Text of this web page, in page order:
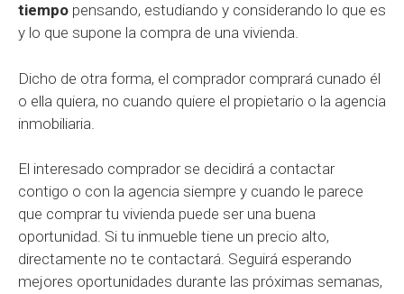
tiempo pensando, estudiando y considerando lo que es
y lo que supone la compra de una vivienda.
Dicho de otra forma, el comprador comprará cunado él
o ella quiera, no cuando quiere el propietario o la agencia
inmobiliaria.
El interesado comprador se decidirá a contactar
contigo o con la agencia siempre y cuando le parece
que comprar tu vivienda puede ser una buena
oportunidad. Si tu inmueble tiene un precio alto,
directamente no te contactará. Seguirá esperando
mejores oportunidades durante las próximas semanas,